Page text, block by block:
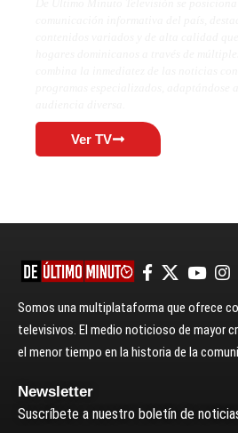
Ver TV
Somos una multiplataforma que ofrece
televisivos. El medio noticioso de mayor
el menor tiempo en la historia de la
Newsletter
Suscríbete a nuestro boletín de